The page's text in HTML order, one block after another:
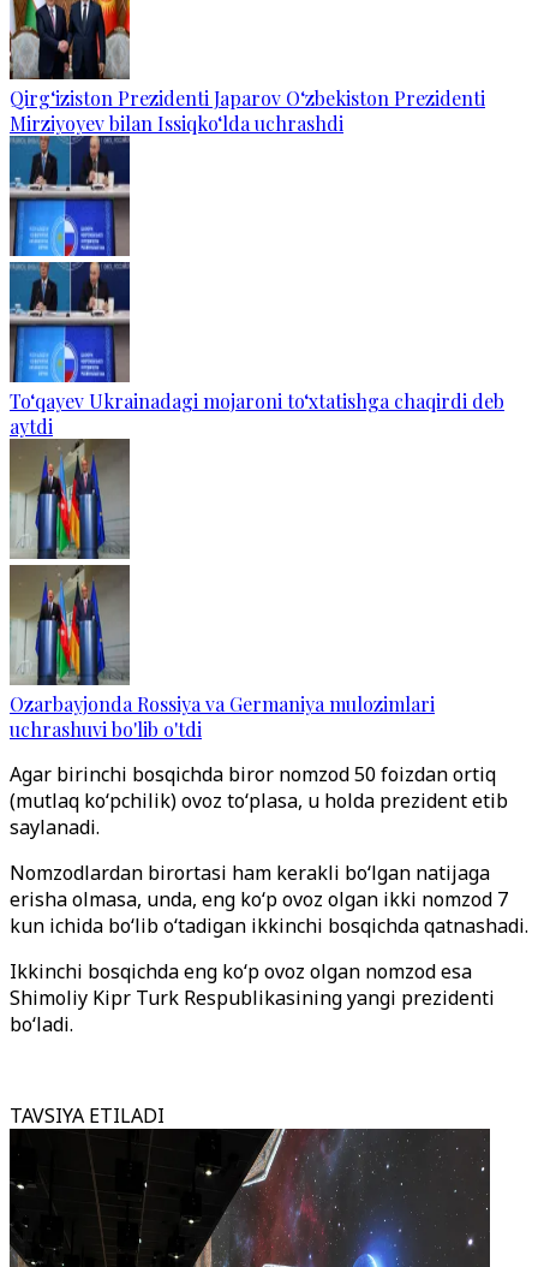
Qirg‘iziston Prezidenti Japarov O‘zbekiston Prezidenti
Mirziyoyev bilan Issiqko‘lda uchrashdi
To‘qayev Ukrainadagi mojaroni to‘xtatishga chaqirdi deb
aytdi
Ozarbayjonda Rossiya va Germaniya mulozimlari
uchrashuvi bo'lib o'tdi
Agar birinchi bosqichda biror nomzod 50 foizdan ortiq
(mutlaq ko‘pchilik) ovoz to‘plasa, u holda prezident etib
saylanadi.
Nomzodlardan birortasi ham kerakli bo‘lgan natijaga
erisha olmasa, unda, eng ko‘p ovoz olgan ikki nomzod 7
kun ichida bo‘lib o‘tadigan ikkinchi bosqichda qatnashadi.
Ikkinchi bosqichda eng ko‘p ovoz olgan nomzod esa
Shimoliy Kipr Turk Respublikasining yangi prezidenti
bo‘ladi.
TAVSIYA ETILADI